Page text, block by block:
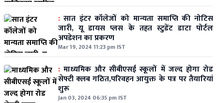
: सात इंटर कॉलेजों को मान्यता समाप्ति की नोटिस
जारी, यू डायस प्लस के तहत स्टुडेंट डाटा पोर्टल
अपडेशन का प्रकरण
Mar 19, 2024 11:23 pm IST
: माध्यमिक और सीबीएसई स्कूलों में जल्द होगा रोड
सेफ्टी क्लब गठित,परिवहन आयुक्त के पत्र पर तैयारियां
शुरू
Jan 03, 2024 06:35 pm IST